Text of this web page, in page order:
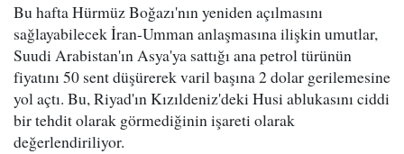
Bu hafta Hürmüz Boğazı'nın yeniden açılmasını
sağlayabilecek İran-Umman anlaşmasına ilişkin umutlar,
Suudi Arabistan'ın Asya'ya sattığı ana petrol türünün
fiyatını 50 sent düşürerek varil başına 2 dolar gerilemesine
yol açtı. Bu, Riyad'ın Kızıldeniz'deki Husi ablukasını ciddi
bir tehdit olarak görmediğinin işareti olarak
değerlendiriliyor.